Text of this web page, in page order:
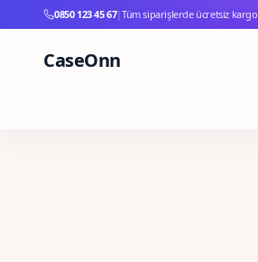
0850 123 45 67|Tüm siparişlerde ücretsiz kargo
CaseOnn